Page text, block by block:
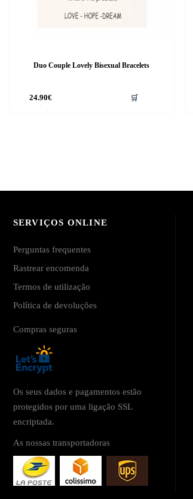
Duo Couple Lovely Bisexual Bracelets
24.90€ 🛒
SERVIÇOS ONLINE
Perguntas frequentes
Rastrear encomenda
Termos de utilização
Política de devoluções
Compras seguras
Os seus dados e pagamentos estão
protegidos por uma ligação SSL
encriptada.
As nossas transportadoras